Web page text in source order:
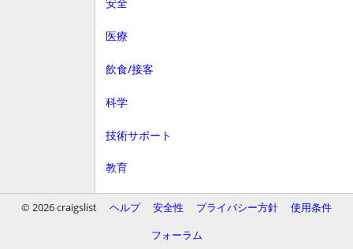
医療
飲食/接客
科学
技術サポート
教育
顧客サービス
© 2026 craigslist ヘルプ 安全性 プライバシー方針
使用条件
フォーラム